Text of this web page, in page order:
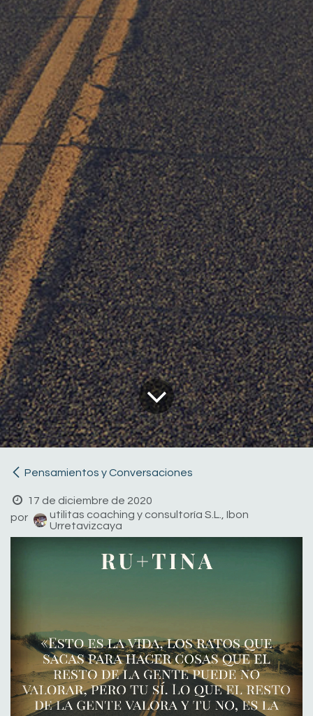
Pensamientos y Conversaciones
17 de diciembre de 2020
por
utilitas coaching y consultoría S.L., Ibon
Urretavizcaya